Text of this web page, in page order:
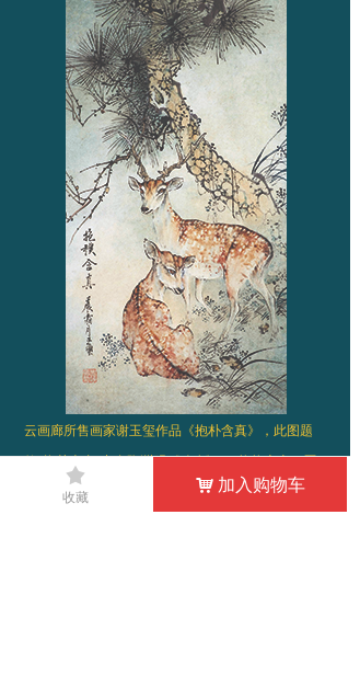
낙 加入购物车
끄
收藏
云画廊所售画家谢玉玺作品《抱朴含真》，此图题
款“抱朴含真”出自陶渊明《劝农》：“悠悠上古，厥
初生民。傲然自足，抱朴含真。”图绘一株古松，两